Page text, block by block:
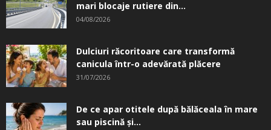
mari blocaje rutiere din...
04/08/2026
Dulciuri răcoritoare care transformă
canicula într-o adevărată plăcere
31/07/2026
De ce apar otitele după bălăceala în mare
sau piscină și...